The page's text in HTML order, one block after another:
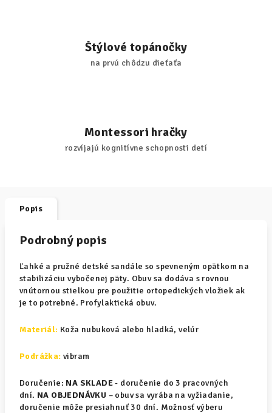
Štýlové topánočky
na prvú chôdzu dieťaťa
Montessori hračky
rozvíjajú kognitívne schopnosti detí
Popis
Podrobný popis
Ľahké a pružné detské sandále so spevneným opätkom na
stabilizáciu vybočenej päty. Obuv sa dodáva s rovnou
vnútornou stielkou pre použitie ortopedických vložiek ak
je to potrebné. Profylaktická obuv.
Materiál: Koža nubuková alebo hladká, velúr
Podrážka: vibram
Doručenie: NA SKLADE- doručenie do 3 pracovných
dní. NA OBJEDNÁVKU – obuv sa vyrába na vyžiadanie,
doručenie môže presiahnuť 30 dní. Možnosť výberu